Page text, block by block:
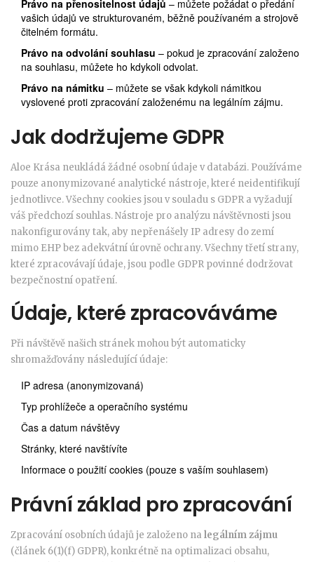
Právo na přenositelnost údajů – můžete požádat o předání
vašich údajů ve strukturovaném, běžně používaném a strojově
čitelném formátu.
Právo na odvolání souhlasu – pokud je zpracování založeno
na souhlasu, můžete ho kdykoli odvolat.
Právo na námitku – můžete se však kdykoli námitkou
vyslovené proti zpracování založenému na legálním zájmu.
Jak dodržujeme GDPR
Aloe Krása neukládá žádné osobní údaje v databázi. Používáme
pouze anonymizované analytické nástroje, které neidentifikují
jednotlivce. Všechny cookies jsou v souladu s GDPR a vyžadují
váš předchozí souhlas. Nástroje pro analýzu návštěvnosti jsou
nakonfigurovány tak, aby nepřenášely IP adresy do zemí
mimo EHP bez adekvátní úrovně ochrany. Všechny třetí strany,
které zpracovávají údaje, jsou podle GDPR povinné dodržovat
bezpečnostní opatření.
Údaje, které zpracováváme
Při návštěvě našich stránek mohou být automaticky
shromažďovány následující údaje:
IP adresa (anonymizovaná)
Typ prohlížeče a operačního systému
Čas a datum návštěvy
Stránky, které navštívíte
Informace o použití cookies (pouze s vaším souhlasem)
Právní základ pro zpracování
Zpracování osobních údajů je založeno na legálním zájmu
(článek 6(1)(f) GDPR), konkrétně na optimalizaci obsahu,